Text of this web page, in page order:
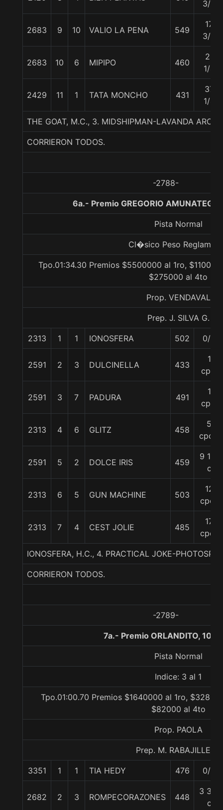
3/4
2683 9 10 VALIO LA PENA 549
17
3/4
2683 10 6 MIPIPO 460
21
1/4
2429 11 1 TATA MONCHO 431
37
1/4
THE GOAT, M.C., 3. MIDSHIPMAN-LAVANDA
CORRIERON TODOS.
-2788-
6a.- Premio GREGORIO
Pista Normal
Cl�sico Peso
Tpo.01:34.30 Premios $5500000 al 1ro,
$275000 al 4to
Prop. VENDAVAL
Prep. J. SILVA G.
2313 1 1 IONOSFERA 502 0/0
2591 2 3 DULCINELLA 433
1
cpo.
2591 3 7 PADURA 491
1
cpo.
2313 4 6 GLITZ 458
5
cpos.
2591 5 2 DOLCE IRIS 459
9 1/4
c
2313 6 5 GUN MACHINE 503
12
cpos
2313 7 4 CEST JOLIE 485
17
cpos
IONOSFERA, H.C., 4. PRACTICAL JOKE-
CORRIERON TODOS.
-2789-
7a.- Premio ORLANDITO,
Pista Normal
Indice: 3 al 1
Tpo.01:00.70 Premios $1640000 al 1ro,
$82000 al 4to
Prop. PAOLA
Prep. M. RABAJILLE D.
3351 1 1 TIA HEDY 476 0/0
2682 2 3 ROMPECORAZONES 448
3 3/4
c